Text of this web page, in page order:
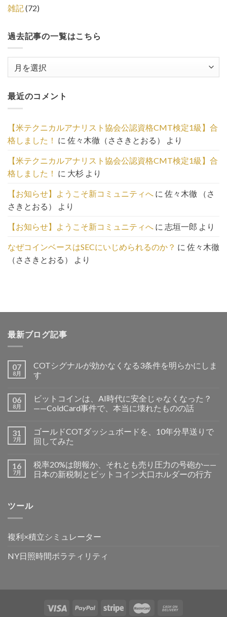
雑記 (72)
過去記事の一覧はこちら
事
の
覧
は
こ
ち
ら
最近のコメント
【米テクニカルアナリスト協会公認資格CMT検定1級】合
格しました！ に 佐々木徹（ささきとおる） より
【米テクニカルアナリスト協会公認資格CMT検定1級】合
格しました！ に 大杉 より
【お知らせ】ようこそ新コミュニティへ に 佐々木徹 （さ
さきとおる）
より
【お知らせ】ようこそ新コミュニティへ に 志垣一郎 より
なぜコインベースはSECにいじめられるのか？ に 佐々木徹
（ささきとおる）
より
最新ブログ記事
07
8月
COTシグナルが効かなくなる3条件を明らかにしま
す
06
8月
ビットコインは、AI時代に安全じゃなくなった？
——ColdCard事件で、本当に壊れたものの話
31
7月
ゴールドCOTダッシュボードを、10年分早送りで
回してみた
16
7月
税率20%は朗報か、それとも売り圧力の号砲か——
日本の新税制とビットコイン大口ホルダーの行方
ツール
複利×積立シミュレーター
NY日照時間ボラティリティ